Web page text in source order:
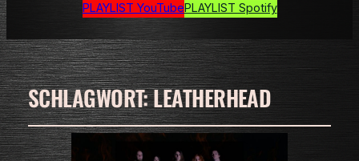
PLAYLIST YouTubePLAYLIST Spotify
SCHLAGWORT:LEATHERHEAD